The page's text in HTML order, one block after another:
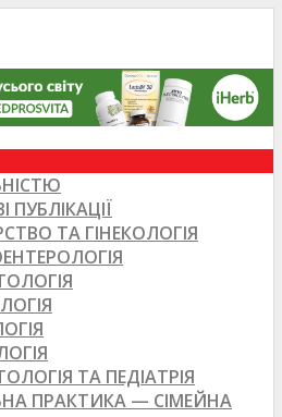
ПУБЛІКАЦІЇ
ТА ГІНЕКОЛОГІЯ
ТА ПЕДІАТРІЯ
ПРАКТИКА — СІМЕЙНА